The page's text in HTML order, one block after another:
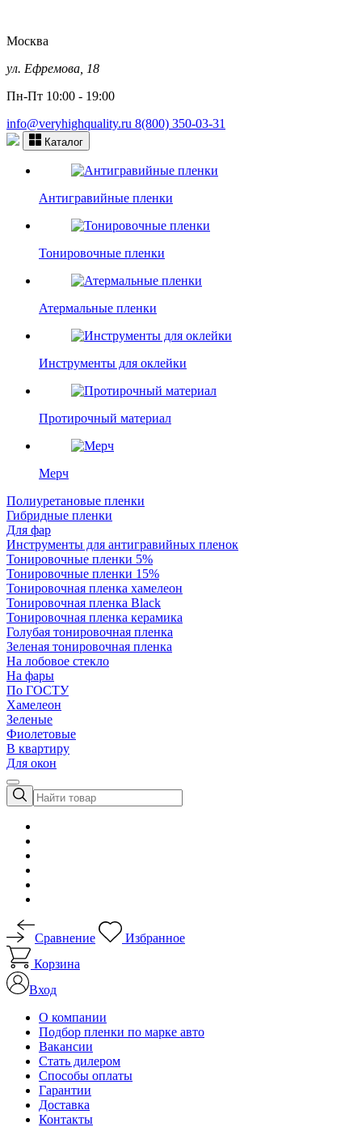
Москва
ул. Ефремова, 18
Пн-Пт 10:00 - 19:00
info@veryhighquality.ru 8(800) 350-03-31
Каталог
Антигравийные пленки
Тонировочные пленки
Атермальные пленки
Инструменты для оклейки
Протирочный материал
Мерч
Полиуретановые пленки
Гибридные пленки
Для фар
Инструменты для антигравийных пленок
Тонировочные пленки 5%
Тонировочные пленки 15%
Тонировочная пленка хамелеон
Тонировочная пленка Black
Тонировочная пленка керамика
Голубая тонировочная пленка
Зеленая тонировочная пленка
На лобовое стекло
На фары
По ГОСТУ
Хамелеон
Зеленые
Фиолетовые
В квартиру
Для окон
Сравнение
Избранное
Корзина
Вход
О компании
Подбор пленки по марке авто
Вакансии
Стать дилером
Способы оплаты
Гарантии
Доставка
Контакты